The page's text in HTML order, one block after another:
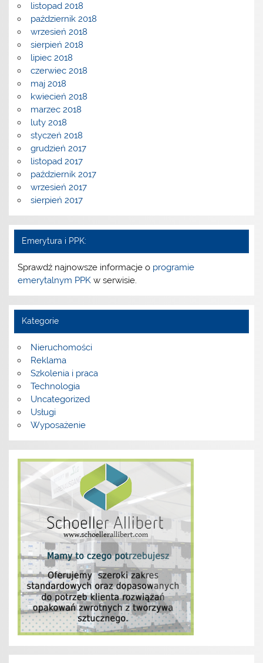
listopad 2018
październik 2018
wrzesień 2018
sierpień 2018
lipiec 2018
czerwiec 2018
maj 2018
kwiecień 2018
marzec 2018
luty 2018
styczeń 2018
grudzień 2017
listopad 2017
październik 2017
wrzesień 2017
sierpień 2017
Emerytura i PPK:
Sprawdź najnowsze informacje o programie
emerytalnym PPK w serwisie.
Kategorie
Nieruchomości
Reklama
Szkolenia i praca
Technologia
Uncategorized
Usługi
Wyposażenie